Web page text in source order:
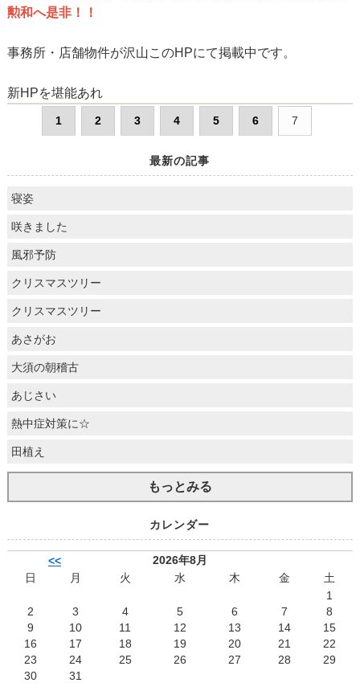
勲和へ是非！！
事務所・店舗物件が沢山このHPにて掲載中です。
新HPを堪能あれ
1 2 3 4 5 6 7
最新の記事
寝姿
咲きました
風邪予防
クリスマスツリー
クリスマスツリー
あさがお
大須の朝稽古
あじさい
熱中症対策に☆
田植え
もっとみる
カレンダー
<<
2026年8月
日
月 火 水 木 金
土
1
2
3 4 5 6 7
8
9
10 11 12 13 14
15
16
17 18 19 20 21
22
23
24 25 26 27 28
29
30
31